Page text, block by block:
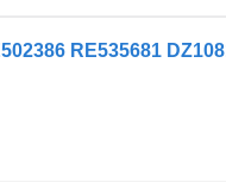
RE535681